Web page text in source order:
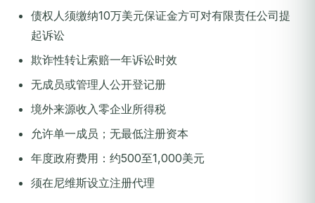
债权人须缴纳10万美元保证金方可对有限责任公司提
起诉讼
欺诈性转让索赔一年诉讼时效
无成员或管理人公开登记册
境外来源收入零企业所得税
允许单一成员；无最低注册资本
年度政府费用：约500至1,000美元
须在尼维斯设立注册代理